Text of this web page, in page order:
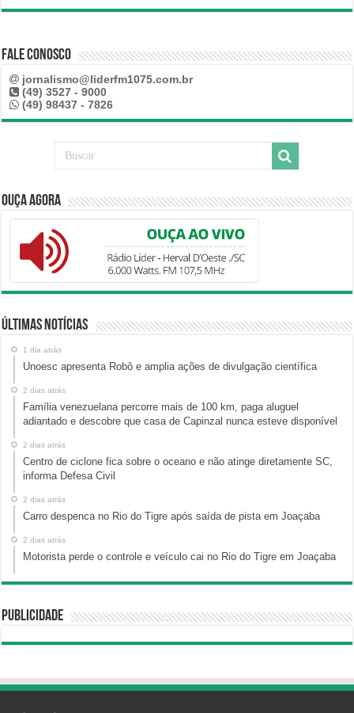
Fale Conosco
jornalismo@liderfm1075.com.br
(49) 3527 - 9000
(49) 98437 - 7826
Ouça Agora
Últimas Notícias
1 dia atrás
Unoesc apresenta Robô e amplia ações de divulgação científica
2 dias atrás
Família venezuelana percorre mais de 100 km, paga aluguel
adiantado e descobre que casa de Capinzal nunca esteve disponível
2 dias atrás
Centro de ciclone fica sobre o oceano e não atinge diretamente SC,
informa Defesa Civil
2 dias atrás
Carro despenca no Rio do Tigre após saída de pista em Joaçaba
2 dias atrás
Motorista perde o controle e veículo cai no Rio do Tigre em Joaçaba
Publicidade